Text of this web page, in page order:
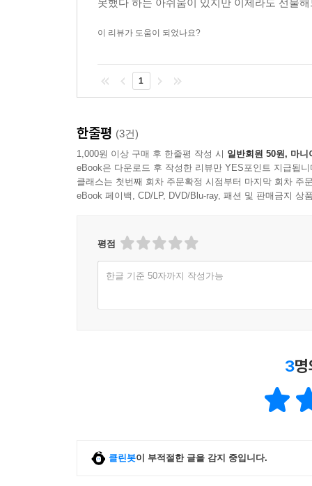
못했다 하는 아쉬움이 있지만 이제라도 선물
이 리뷰가 도움이 되었나요?
1
한줄평 (3건)
1,000원 이상 구매 후 한줄평 작성 시 일반회원 50원, 마니
eBook은 다운로드 후 작성한 리뷰만 YES포인트 지급됩니
클래스는 첫번째 회차 주문확정 시점부터 마지막 회차 주
eBook 페이백, CD/LP, DVD/Blu-ray, 패션 및 판매금지 상
평점
한글 기준 50자까지 작성가능
3
클린봇이 부적절한 글을 감지 중입니다.